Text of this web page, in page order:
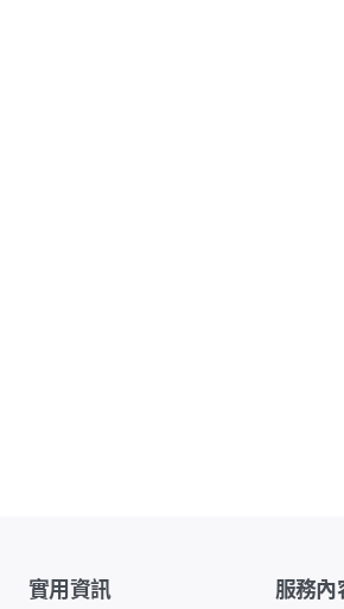
實用資訊 服務內